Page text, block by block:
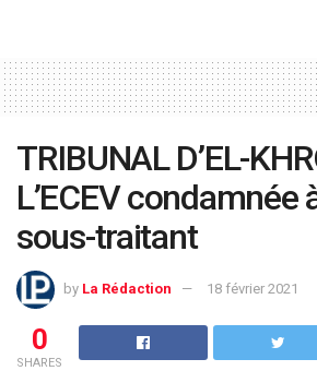
TRIBUNAL D’EL-
L’ECEV condamnée
sous-traitant
by La Rédaction 18 février 2021
0
SHARES